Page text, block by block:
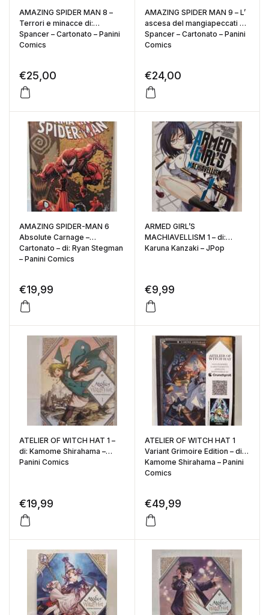
AMAZING SPIDER MAN 8 –
Terrori e minacce di:
Spancer – Cartonato – Panini
Comics
€25,00
AMAZING SPIDER MAN 9 – L’
ascesa del mangiapeccati di:
Spancer – Cartonato – Panini
Comics
€24,00
AMAZING SPIDER-MAN 6
Absolute Carnage –
Cartonato – di: Ryan Stegman
– Panini Comics
€19,99
ARMED GIRL’S
MACHIAVELLISM 1 – di:
Karuna Kanzaki – JPop
€9,99
ATELIER OF WITCH HAT 1 –
di: Kamome Shirahama –
Panini Comics
€19,99
ATELIER OF WITCH HAT 1
Variant Grimoire Edition – di:
Kamome Shirahama – Panini
Comics
€49,99